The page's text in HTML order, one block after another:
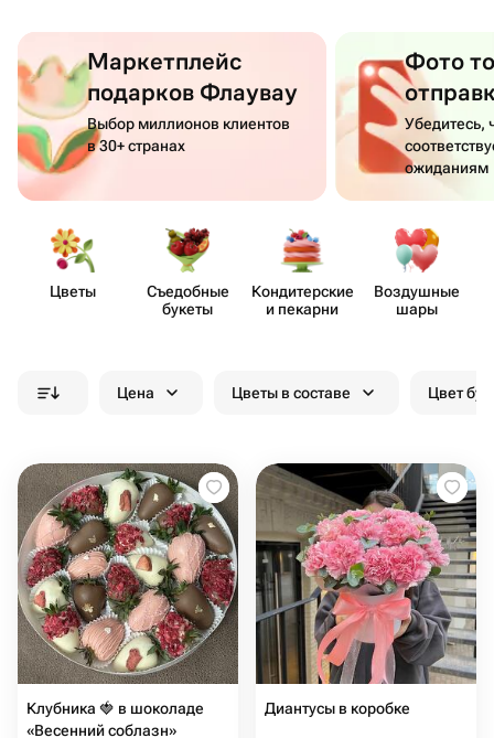
Маркетплейс
подарков Флаувау
Выбор миллионов клиентов
в 30+ странах
Фото
Убедитесь,
ожиданиям
Цветы
Съедобные
букеты
Кондит​ерские
и пекарни
Воздушные
шары
Цена Цветы в составе Цвет
Клубника 🍓 в шоколаде
«Весенний соблазн»
Диантусы в коробке